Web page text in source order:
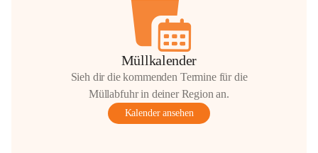
Müllkalender
Sieh dir die kommenden Termine für die
Müllabfuhr in deiner Region an.
Kalender ansehen